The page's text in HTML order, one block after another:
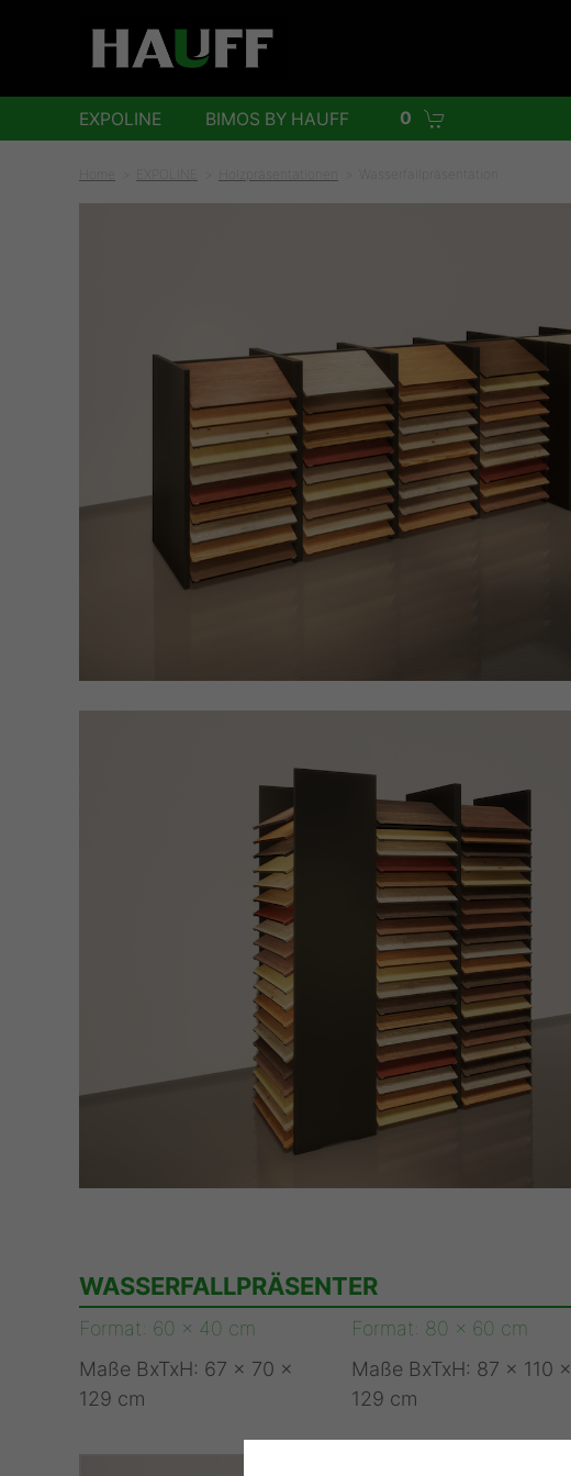
EXPOLINE BIMOS BY HAUFF 0
EXPOLINE
WASSERFALLPRÄSENTER
Format: 60 x 40 cm
Maße BxTxH: 67 x 70 x
129 cm
Format: 80 x 60 cm
Maße BxTxH: 87 x 110 x
129 cm